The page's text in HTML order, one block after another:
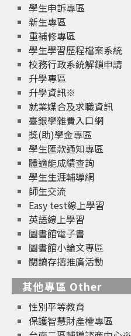
學生申訴專區
新生專區
重補修專區
學生學習歷程檔案系統
校務行政系統解鎖申請
升學專區
升學資訊※
就業媒合及求職資訊
臺銀學雜費入口網
獎(助)學金專區
學生匯款通知專區
體適能成績查詢
學生生涯輔導網
師生交流
Easy test線上學習
英語線上學習
圖書館電子書
圖書館小論文專區
閱讀存摺推廣活動
其他專區 Other
性別平等教育
保護智慧財產權專區